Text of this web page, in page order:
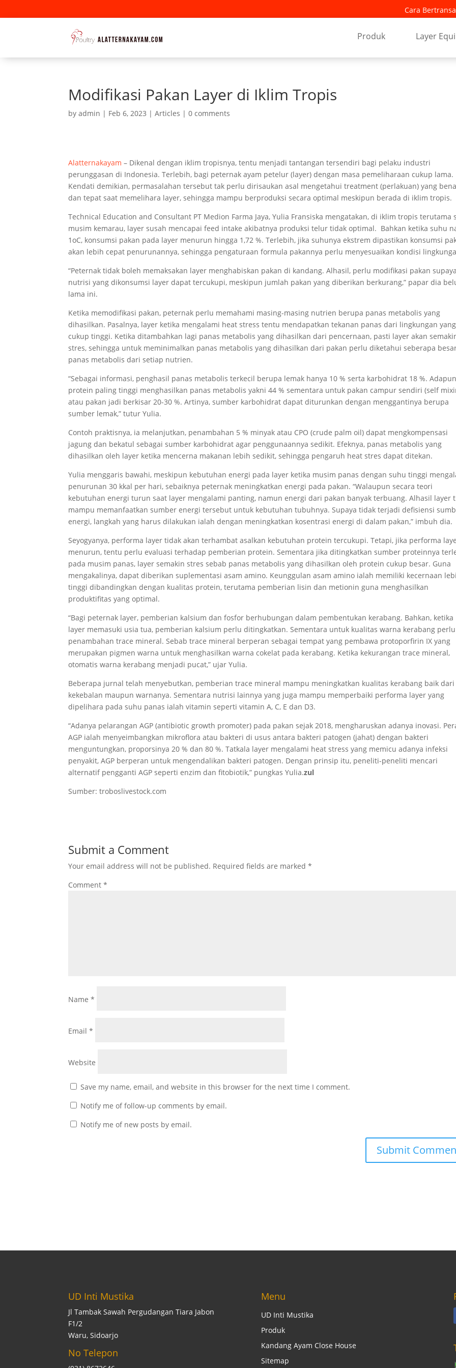
Cara
Produk Layer
Modifikasi Pakan Layer di Iklim Tropis
byadmin | Feb 6, 2023 |Articles |0 comments
Alatternakayam – Dikenal dengan iklim tropisnya, tentu menjadi tantangan tersendiri bagi pelaku industri
perunggasan di Indonesia. Terlebih, bagi peternak ayam petelur (layer) dengan masa pemeliharaan cukup lama.
Kendati demikian, permasalahan tersebut tak perlu dirisaukan asal mengetahui treatment (perlakuan) yang
dan tepat saat memelihara layer, sehingga mampu berproduksi secara optimal meskipun berada di iklim tropis.
Technical Education and Consultant PT Medion Farma Jaya, Yulia Fransiska mengatakan, di iklim tropis terutama
musim kemarau, layer susah mencapai feed intake akibatnya produksi telur tidak optimal. Bahkan ketika suhu
1oC, konsumsi pakan pada layer menurun hingga 1,72 %. Terlebih, jika suhunya ekstrem dipastikan konsumsi
akan lebih cepat penurunannya, sehingga pengaturaan formula pakannya perlu menyesuaikan kondisi
“Peternak tidak boleh memaksakan layer menghabiskan pakan di kandang. Alhasil, perlu modifikasi pakan
nutrisi yang dikonsumsi layer dapat tercukupi, meskipun jumlah pakan yang diberikan berkurang,” papar dia
lama ini.
Ketika memodifikasi pakan, peternak perlu memahami masing-masing nutrien berupa panas metabolis yang
dihasilkan. Pasalnya, layer ketika mengalami heat stress tentu mendapatkan tekanan panas dari lingkungan yang
cukup tinggi. Ketika ditambahkan lagi panas metabolis yang dihasilkan dari pencernaan, pasti layer akan
stres, sehingga untuk meminimalkan panas metabolis yang dihasilkan dari pakan perlu diketahui seberapa
panas metabolis dari setiap nutrien.
“Sebagai informasi, penghasil panas metabolis terkecil berupa lemak hanya 10 % serta karbohidrat 18 %.
protein paling tinggi menghasilkan panas metabolis yakni 44 % sementara untuk pakan campur sendiri (self
atau pakan jadi berkisar 20-30 %. Artinya, sumber karbohidrat dapat diturunkan dengan menggantinya berupa
sumber lemak,” tutur Yulia.
Contoh praktisnya, ia melanjutkan, penambahan 5 % minyak atau CPO (crude palm oil) dapat mengkompensasi
jagung dan bekatul sebagai sumber karbohidrat agar penggunaannya sedikit. Efeknya, panas metabolis yang
dihasilkan oleh layer ketika mencerna makanan lebih sedikit, sehingga pengaruh heat stres dapat ditekan.
Yulia menggaris bawahi, meskipun kebutuhan energi pada layer ketika musim panas dengan suhu tinggi
penurunan 30 kkal per hari, sebaiknya peternak meningkatkan energi pada pakan. “Walaupun secara teori
kebutuhan energi turun saat layer mengalami panting, namun energi dari pakan banyak terbuang. Alhasil layer
mampu memanfaatkan sumber energi tersebut untuk kebutuhan tubuhnya. Supaya tidak terjadi defisiensi
energi, langkah yang harus dilakukan ialah dengan meningkatkan kosentrasi energi di dalam pakan,” imbuh dia.
Seyogyanya, performa layer tidak akan terhambat asalkan kebutuhan protein tercukupi. Tetapi, jika performa
menurun, tentu perlu evaluasi terhadap pemberian protein. Sementara jika ditingkatkan sumber proteinnya
pada musim panas, layer semakin stres sebab panas metabolis yang dihasilkan oleh protein cukup besar. Guna
mengakalinya, dapat diberikan suplementasi asam amino. Keunggulan asam amino ialah memiliki kecernaan
tinggi dibandingkan dengan kualitas protein, terutama pemberian lisin dan metionin guna menghasilkan
produktifitas yang optimal.
“Bagi peternak layer, pemberian kalsium dan fosfor berhubungan dalam pembentukan kerabang. Bahkan, ketika
layer memasuki usia tua, pemberian kalsium perlu ditingkatkan. Sementara untuk kualitas warna kerabang perlu
penambahan trace mineral. Sebab trace mineral berperan sebagai tempat yang pembawa protoporfirin IX yang
merupakan pigmen warna untuk menghasilkan warna cokelat pada kerabang. Ketika kekurangan trace mineral,
otomatis warna kerabang menjadi pucat,” ujar Yulia.
Beberapa jurnal telah menyebutkan, pemberian trace mineral mampu meningkatkan kualitas kerabang baik dari
kekebalan maupun warnanya. Sementara nutrisi lainnya yang juga mampu memperbaiki performa layer yang
dipelihara pada suhu panas ialah vitamin seperti vitamin A, C, E dan D3.
“Adanya pelarangan AGP (antibiotic growth promoter) pada pakan sejak 2018, mengharuskan adanya inovasi.
AGP ialah menyeimbangkan mikroflora atau bakteri di usus antara bakteri patogen (jahat) dengan bakteri
menguntungkan, proporsinya 20 % dan 80 %. Tatkala layer mengalami heat stress yang memicu adanya infeksi
penyakit, AGP berperan untuk mengendalikan bakteri patogen. Dengan prinsip itu, peneliti-peneliti mencari
alternatif pengganti AGP seperti enzim dan fitobiotik,” pungkas Yulia.zul
Sumber: troboslivestock.com
Submit a Comment
Your email address will not be published. Required fields are marked*
Comment*
Name*
Email*
Website
Save my name, email, and website in this browser for the next time I comment.
Notify me of follow-up comments by email.
Notify me of new posts by email.
UD Inti Mustika
Jl Tambak Sawah Pergudangan Tiara Jabon
F1/2
Waru, Sidoarjo
No Telepon
Menu
UD Inti Mustika
Produk
Kandang Ayam Close House
Sitemap